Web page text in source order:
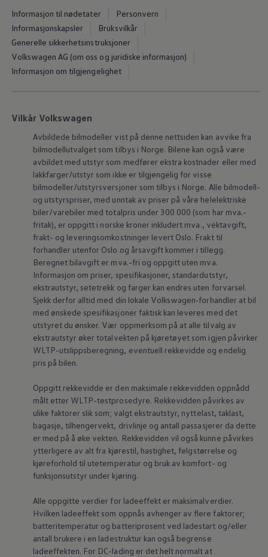
Digitale tjenester
Connect Shop
Apper og tjenester
App-Connect
Kart og radio
Bilhold
Veihjelp og bilberging
Service på elbil
Service for eldre modeller
Serviceavtale
Hvorfor velge merkeverksted
Magasin
Informasjon til nødetater
Personvern
Informasjonskapsler
Bruksvilkår
Generelle sikkerhetsinstruksjoner
Volkswagen AG (om oss og juridiske informasjon)
Informasjon om tilgjengelighet
Vilkår Volkswagen
Avbildede bilmodeller vist på denne nettsiden kan avvike fra
bilmodellutvalget som tilbys i Norge. Bilene kan også være
avbildet med utstyr som medfører ekstra kostnader eller med
lakkfarger/utstyr som ikke er tilgjengelig for visse
bilmodeller/utstyrsversjoner som tilbys i Norge. Alle bilmodell-
og utstyrspriser, med unntak av priser på våre helelektriske
biler/varebiler med totalpris under 300 000 (som har mva.-
fritak), er oppgitt i norske kroner inkludert mva., vektavgift,
frakt- og leveringsomkostninger levert Oslo. Frakt til
forhandler utenfor Oslo og årsavgift kommer i tillegg.
Beregnet bilavgift er mva.-fri og oppgitt uten mva.
Informasjon om priser, spesifikasjoner, standardutstyr,
ekstrautstyr, setetrekk og farger kan endres uten forvarsel.
Sjekk derfor alltid med din lokale Volkswagen‑forhandler at bil
med ønskede spesifikasjoner faktisk kan leveres med det
utstyret du ønsker. Vær oppmerksom på at alle tilvalg av
ekstrautstyr øker totalvekten på kjøretøyet som igjen påvirker
WLTP-utslippsberegning, eventuell rekkevidde og endelig
pris på bilen.
Oppgitt rekkevidde er den maksimale rekkevidden oppnådd
målt etter WLTP-testprosedyre. Rekkevidden påvirkes av
ulike faktorer slik som; valgt ekstrautstyr, nyttelast, taklast,
bagasje, tilhengervekt, drivlinje og antall passasjerer da dette
er med på å øke vekten. Rekkevidden vil også kunne påvirkes
ytterligere av alt fra kjørestil, hastighet, felgstørrelse og
kjøreforhold til utetemperatur og bruk av komfort- og
funksjonsutstyr under kjøring.
Alle oppgitte verdier for ladeeffekt er maksimalverdier.
Hvilken ladeeffekt som oppnås avhenger av flere faktorer;
batteritemperatur og batteriprosent ved ladestart og/eller
antall brukere i en ladestruktur kan også begrense
ladeeffekten. For DC-lading er det helt normalt at